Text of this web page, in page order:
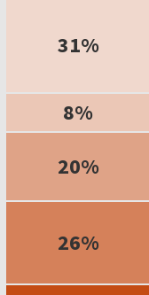
31%
8%
20%
26%